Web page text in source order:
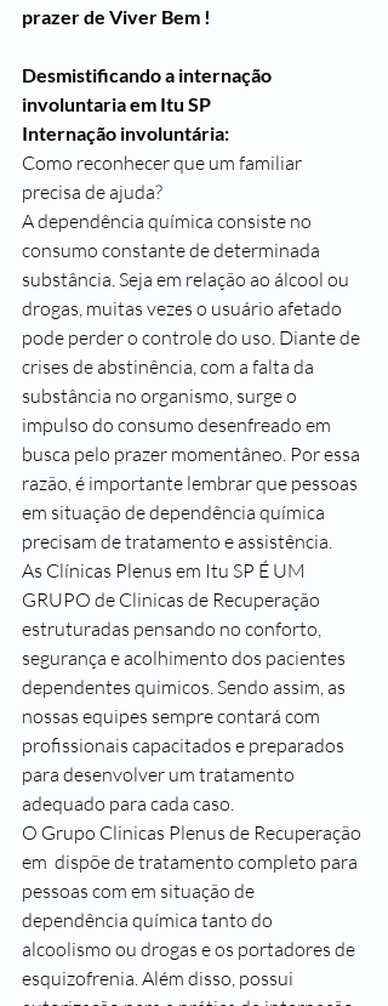
prazer de Viver Bem !
Desmistificando a internação
involuntaria em Itu SP
Internação involuntária:
Como reconhecer que um familiar
precisa de ajuda?
A dependência química consiste no
consumo constante de determinada
substância. Seja em relação ao álcool ou
drogas, muitas vezes o usuário afetado
pode perder o controle do uso. Diante de
crises de abstinência, com a falta da
substância no organismo, surge o
impulso do consumo desenfreado em
busca pelo prazer momentâneo. Por essa
razão, é importante lembrar que pessoas
em situação de dependência química
precisam de tratamento e assistência.
As Clínicas Plenus em Itu SP É UM
GRUPO de Clinicas de Recuperação
estruturadas pensando no conforto,
segurança e acolhimento dos pacientes
dependentes quimicos. Sendo assim, as
nossas equipes sempre contará com
profissionais capacitados e preparados
para desenvolver um tratamento
adequado para cada caso.
O Grupo Clinicas Plenus de Recuperação
em  dispõe de tratamento completo para
pessoas com em situação de
dependência química tanto do
alcoolismo ou drogas e os portadores de
esquizofrenia. Além disso, possui